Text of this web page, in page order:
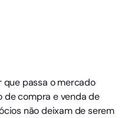
passa o mercado
de compra e venda de
não deixam de serem